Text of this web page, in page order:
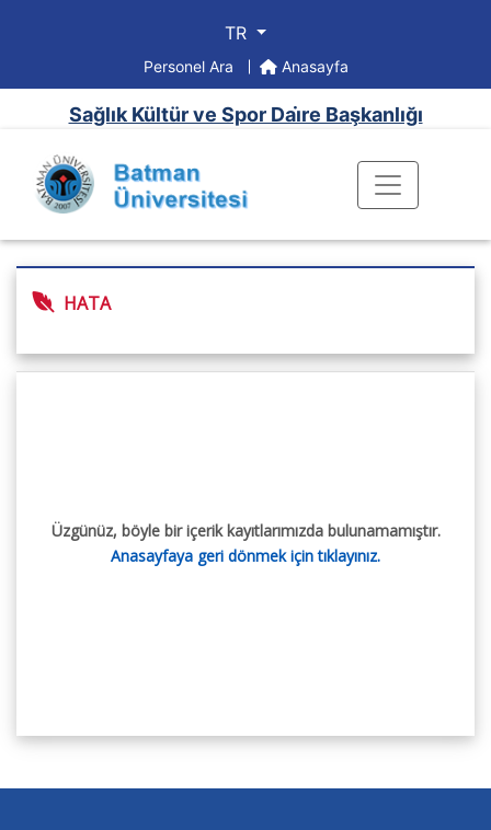
TR
Personel Ara Anasayfa
Sağlık Kültür ve Spor Dai̇re Başkanlığı
HATA
Üzgünüz, böyle bir içerik kayıtlarımızda bulunamamıştır.
Anasayfaya geri dönmek için tıklayınız.